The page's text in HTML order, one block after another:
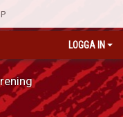
LOGGA IN